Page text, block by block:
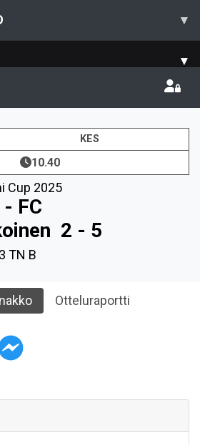
▾
▾
KES
10.40
Cup 2025
FC
2 - 5
TN B
Otteluraportti